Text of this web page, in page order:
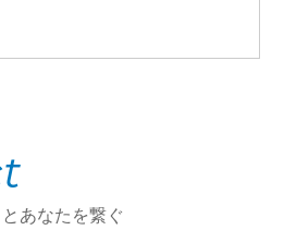
t
あなたを繋ぐ